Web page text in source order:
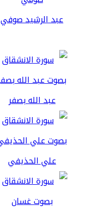
عبد الرشيد صوفي
عبد الله بصفر
علي الحذيفي